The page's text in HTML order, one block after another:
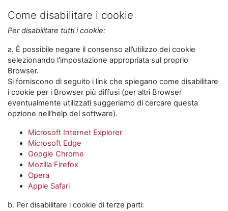
Come disabilitare i cookie
Per disabilitare tutti i cookie:
a. È possibile negare il consenso all’utilizzo dei cookie
selezionando l'impostazione appropriata sul proprio
Browser.
Si forniscono di seguito i link che spiegano come disabilitare
i cookie per i Browser più diffusi (per altri Browser
eventualmente utilizzati suggeriamo di cercare questa
opzione nell’help del software).
Microsoft Internet Explorer
Microsoft Edge
Google Chrome
Mozilla Firefox
Opera
Apple Safari
b. Per disabilitare i cookie di terze parti: